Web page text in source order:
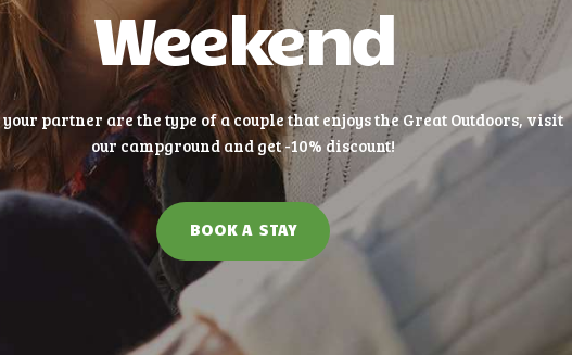
Weekend
partner are the type of a couple that enjoys the Great Outdoors, visit
our campground and get -10% discount!
BOOK A STAY